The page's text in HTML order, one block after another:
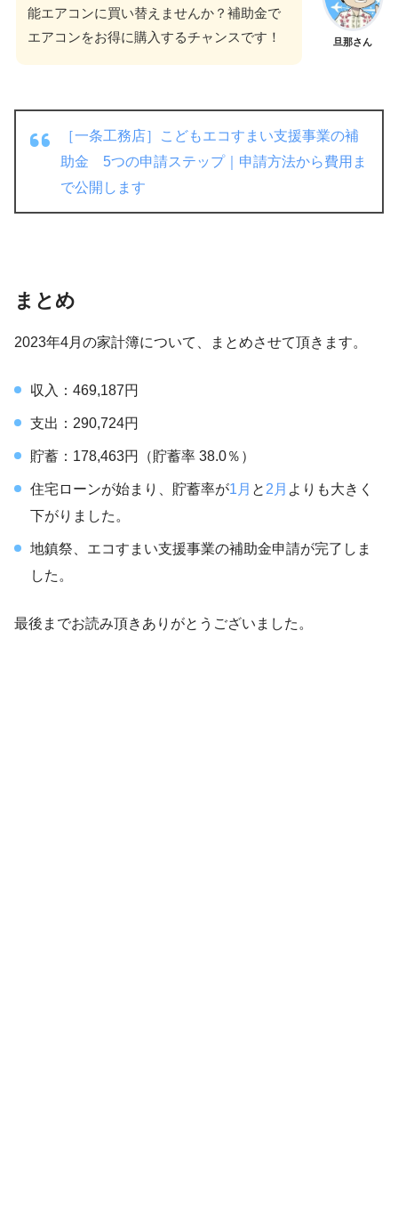
旦那さん
能エアコンに買い替えませんか？補助金で
エアコンをお得に購入するチャンスです！
［一条工務店］こどもエコすまい支援事業の補
助金 5つの申請ステップ｜申請方法から費用ま
で公開します
まとめ
2023年4月の家計簿について、まとめさせて頂きます。
収入：469,187円
支出：290,724円
貯蓄：178,463円（貯蓄率 38.0％）
住宅ローンが始まり、貯蓄率が1月 と2月 よりも大きく
下がりました。
地鎮祭、エコすまい支援事業の補助金申請が完了しま
した。
最後までお読み頂きありがとうございました。